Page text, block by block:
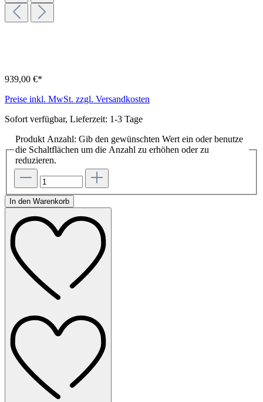
939,00 €*
Preise inkl. MwSt. zzgl. Versandkosten
Sofort verfügbar, Lieferzeit: 1-3 Tage
Produkt Anzahl: Gib den gewünschten Wert ein oder benutze
die Schaltflächen um die Anzahl zu erhöhen oder zu
reduzieren.
In den Warenkorb